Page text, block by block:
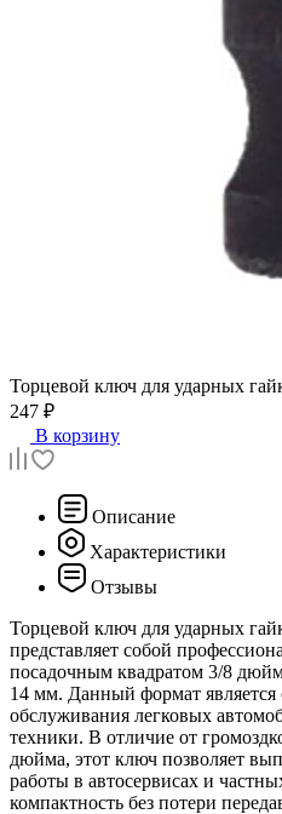
Торцевой ключ для ударных
247 ₽
В корзину
Описание
Характеристики
Отзывы
Торцевой ключ для ударных
представляет собой
посадочным квадратом 3/8
14 мм. Данный формат
обслуживания легковых
техники. В отличие от
дюйма, этот ключ позволяет
работы в автосервисах и
компактность без потери